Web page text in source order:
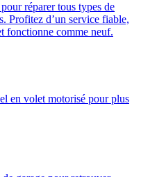
réparer tous types de
Profitez d’un service fiable,
fonctionne comme neuf.
en volet motorisé pour plus